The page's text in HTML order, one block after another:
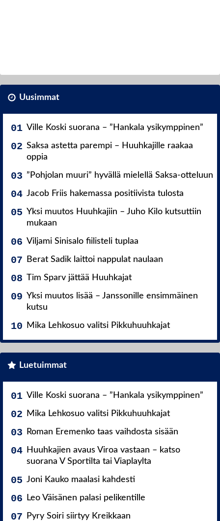
Uusimmat
Ville Koski suorana – ”Hankala ysikymppinen”
Saksa astetta parempi – Huuhkajille raakaa
oppia
”Pohjolan muuri” hyvällä mielellä Saksa-otteluun
Jacob Friis hakemassa positiivista tulosta
Yksi muutos Huuhkajiin – Juho Kilo kutsuttiin
mukaan
Viljami Sinisalo fiilisteli tuplaa
Berat Sadik laittoi nappulat naulaan
Tim Sparv jättää Huuhkajat
Yksi muutos lisää – Janssonille ensimmäinen
kutsu
Mika Lehkosuo valitsi Pikkuhuuhkajat
Luetuimmat
Ville Koski suorana – ”Hankala ysikymppinen”
Mika Lehkosuo valitsi Pikkuhuuhkajat
Roman Eremenko taas vaihdosta sisään
Huuhkajien avaus Viroa vastaan – katso
suorana V Sportilta tai Viaplaylta
Joni Kauko maalasi kahdesti
Leo Väisänen palasi pelikentille
Pyry Soiri siirtyy Kreikkaan